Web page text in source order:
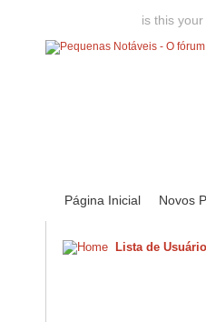
is this
Página Inicial Novos
Lista de